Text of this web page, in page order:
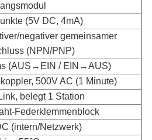
(5V DC, 4mA)
negativer gemeinsamer
(NPN/PNP)
(AUS→EIN / EIN→AUS)
500V AC (1 Minute)
belegt 1 Station
Federklemmenblock
(intern/Netzwerk)